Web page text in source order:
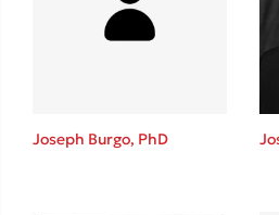
Mel Robbins
Η μέθοδος
Joseph Burgo, PhD